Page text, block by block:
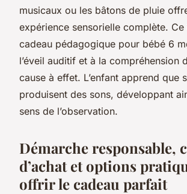
musicaux ou les bâtons de pluie
expérience sensorielle complète.
cadeau pédagogique pour bébé 6
l’éveil auditif et à la compréhension
cause à effet. L’enfant apprend que
produisent des sons, développant
sens de l’observation.
Démarche responsable,
d’achat et options
offrir le cadeau parfait